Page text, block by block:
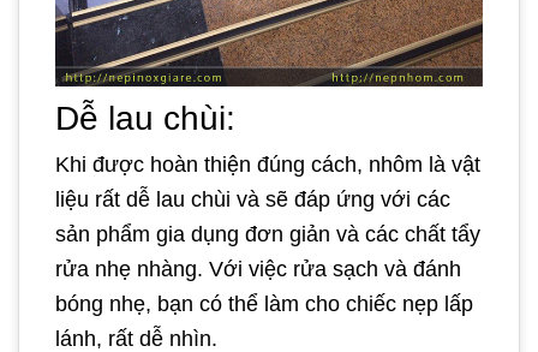
Dễ lau chùi:
Khi được hoàn thiện đúng cách, nhôm là vật
liệu rất dễ lau chùi và sẽ đáp ứng với các
sản phẩm gia dụng đơn giản và các chất tẩy
rửa nhẹ nhàng. Với việc rửa sạch và đánh
bóng nhẹ, bạn có thể làm cho chiếc nẹp lấp
lánh, rất dễ nhìn.